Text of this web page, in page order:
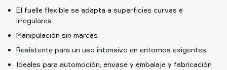
El fuelle flexible se adapta a superficies curvas e
irregulares
Manipulación sin marcas
Resistente para un uso intensivo en entornos exigentes.
Ideales para automoción, envase y embalaje y fabricación